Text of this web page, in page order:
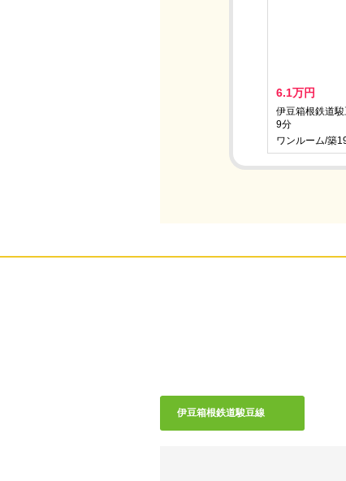
6.1万円
伊豆箱根鉄道
9分
ワンルーム/築
伊豆箱根鉄道駿豆線